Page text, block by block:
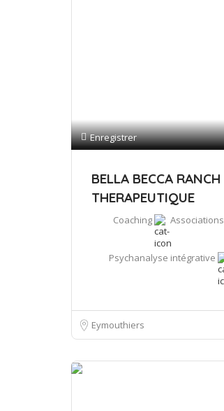
Enregistrer
BELLA BECCA RANCH
THERAPEUTIQUE
Coaching Associations
Psychanalyse intégrative
Eymouthiers